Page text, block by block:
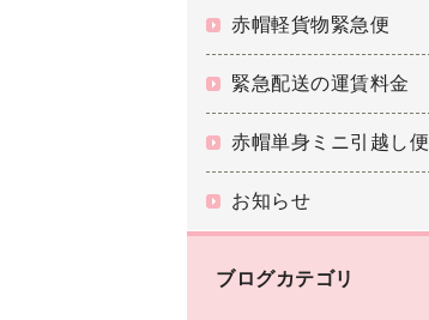
赤帽軽貨物緊急便
緊急配送の運賃料金
赤帽単身ミニ引越し便
お知らせ
ブログカテゴリ